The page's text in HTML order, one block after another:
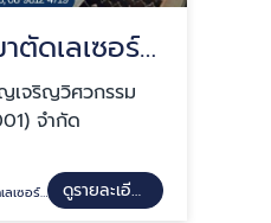
รับเหมาตัดเลเซอร์ ปทุมธานี
เจริญวิศวกรรม
จำกัด
ร์ ปทุมธานี ดูรายละเอียด